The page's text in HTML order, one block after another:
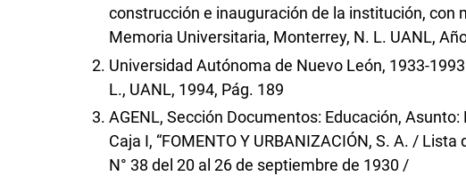
construcción e inauguración de la institución, con
Memoria Universitaria, Monterrey, N. L. UANL,
Universidad Autónoma de Nuevo León, 1933-
L., UANL, 1994, Pág. 189
AGENL, Sección Documentos: Educación,
Caja I, “FOMENTO Y URBANIZACIÓN, S. A. /
N° 38 del 20 al 26 de septiembre de 1930 /